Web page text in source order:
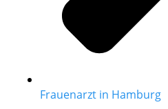
Frauenarzt in Hamburg